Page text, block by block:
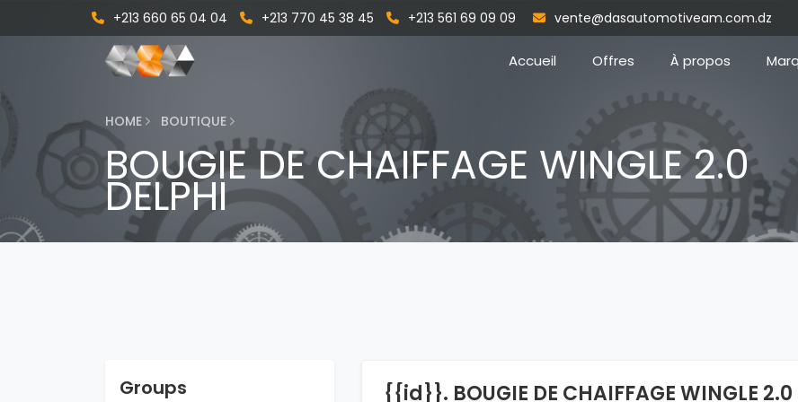
+213 660 65 04 04 +213 770 45 38 45 +213 561 69 09 09 vente@dasautomotiveam.com.dz
Accueil Offres À propos
HOME BOUTIQUE
BOUGIE DE CHAIFFAGE WINGLE 2.0
DELPHI
Groups {{id}}. BOUGIE DE CHAIFFAGE WINGLE 2.0